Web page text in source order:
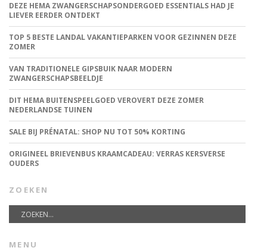
DEZE HEMA ZWANGERSCHAPSONDERGOED ESSENTIALS HAD JE
LIEVER EERDER ONTDEKT
TOP 5 BESTE LANDAL VAKANTIEPARKEN VOOR GEZINNEN DEZE
ZOMER
VAN TRADITIONELE GIPSBUIK NAAR MODERN
ZWANGERSCHAPSBEELDJE
DIT HEMA BUITENSPEELGOED VEROVERT DEZE ZOMER
NEDERLANDSE TUINEN
SALE BIJ PRÉNATAL: SHOP NU TOT 50% KORTING
ORIGINEEL BRIEVENBUS KRAAMCADEAU: VERRAS KERSVERSE
OUDERS
ZOEKEN
MENU